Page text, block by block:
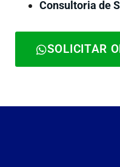
Consultoria de
SOLICITAR